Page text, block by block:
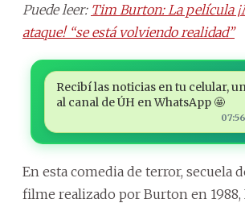
Puede leer: Tim Burton: La película
ataque! “se está volviendo realidad”
Recibí las noticias en tu celular,
al canal de ÚH en WhatsApp 🤩
07:56
En esta comedia de terror, secuela
filme realizado por Burton en 1988,